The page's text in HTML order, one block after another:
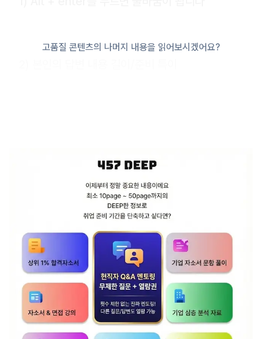
고품질 콘텐츠의 나머지 내용을 읽어보시겠어요?